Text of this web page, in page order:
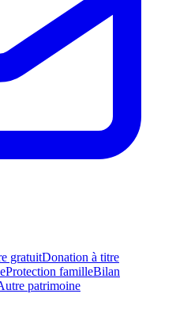
gratuitDonation à titre
Protection familleBilan
patrimoine